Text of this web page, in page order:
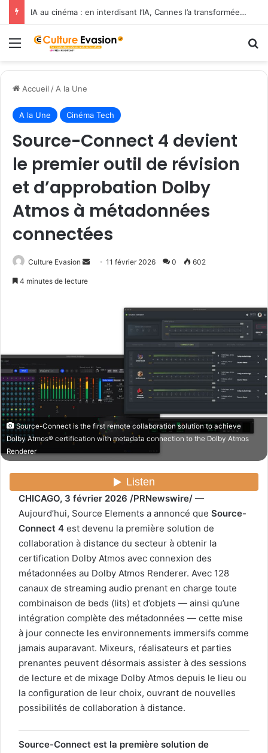
IA au cinéma : en interdisant l’IA, Cannes l’a transformée en label de luxe
Menu
Accueil / A la Une
A la Une Cinéma Tech
Source-Connect 4 devient
le premier outil de révision
et d’approbation Dolby
Atmos à métadonnées
connectées
Culture Evasion
n
c
o
u
i
l
11 février 2026 0 602
4 minutes de lecture
Source-Connect is the first remote collaboration solution to achieve
Dolby Atmos® certification with metadata connection to the Dolby Atmos
Renderer
CHICAGO, 3 février 2026 /PRNewswire/ —
Aujourd’hui, Source Elements a annoncé que Source-
Connect 4 est devenu la première solution de
collaboration à distance du secteur à obtenir la
certification Dolby Atmos avec connexion des
métadonnées au Dolby Atmos Renderer. Avec 128
canaux de streaming audio prenant en charge toute
combinaison de beds (lits) et d’objets — ainsi qu’une
intégration complète des métadonnées — cette mise
à jour connecte les environnements immersifs comme
jamais auparavant. Mixeurs, réalisateurs et parties
prenantes peuvent désormais assister à des sessions
de lecture et de mixage Dolby Atmos depuis le lieu ou
la configuration de leur choix, ouvrant de nouvelles
possibilités de collaboration à distance.
Source-Connect est la première solution de